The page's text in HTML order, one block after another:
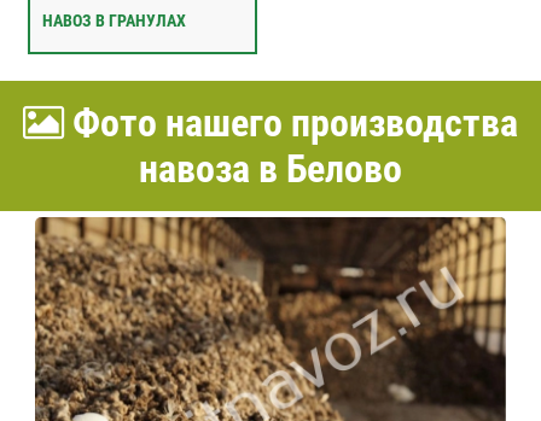
НАВОЗ В ГРАНУЛАХ
Фото нашего производства
навоза в Белово